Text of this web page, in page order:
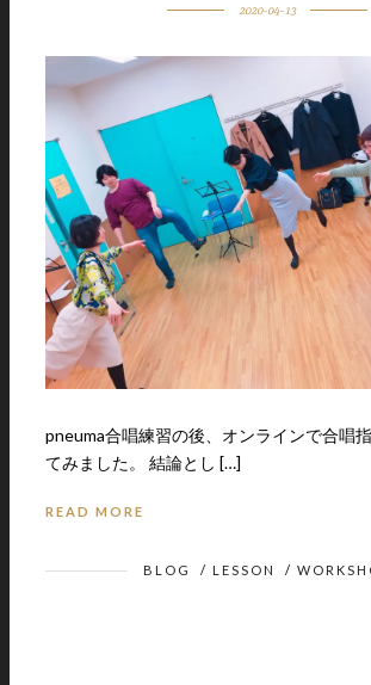
2020-04-13
pneuma合唱練習の後、オンラインで合唱
てみました。 結論とし […]
READ MORE
BLOG / LESSON /